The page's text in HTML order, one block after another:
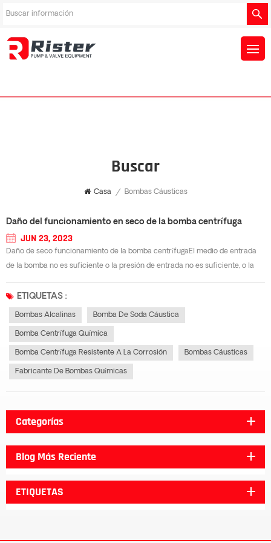
Buscar
Casa / Bombas Cáusticas
Daño del funcionamiento en seco de la bomba centrífuga
JUN 23, 2023
Daño de seco funcionamiento de la bomba centrífugaEl medio de entrada
de la bomba no es suficiente o la presión de entrada no es suficiente, o la
cavidad de la bomba no se drena, lo que conducirá al ralentí de la bomba
ETIQUETAS :
Bombas Alcalinas Bomba De Soda Cáustica
Bomba Centrífuga Química
Bomba Centrífuga Resistente A La Corrosión Bombas Cáusticas
Fabricante De Bombas Químicas
Categorías
Blog Más Reciente
ETIQUETAS